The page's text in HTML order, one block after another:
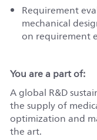
Requirement
mechanical
on requirement
You are a part of:
A global R&D
the supply of
optimization and
the art.